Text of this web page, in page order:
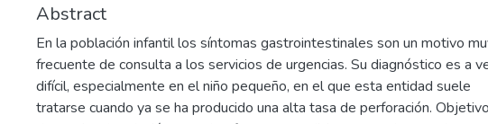
Abstract
En la población infantil los síntomas gastrointestinales son un motivo
frecuente de consulta a los servicios de urgencias. Su diagnóstico es a
difícil, especialmente en el niño pequeño, en el que esta entidad suele
tratarse cuando ya se ha producido una alta tasa de perforación.